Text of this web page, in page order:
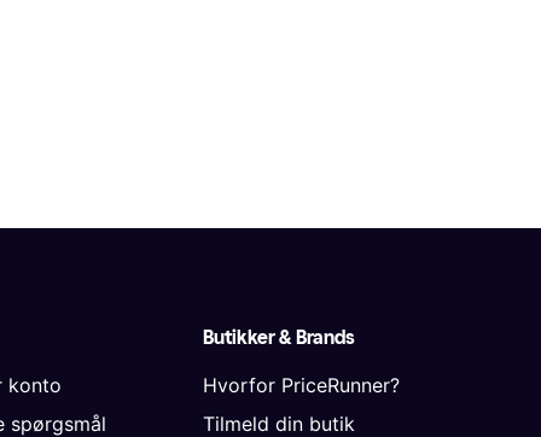
konto
spørgsmål
Butikker & Brands
Hvorfor PriceRunner?
Tilmeld din butik